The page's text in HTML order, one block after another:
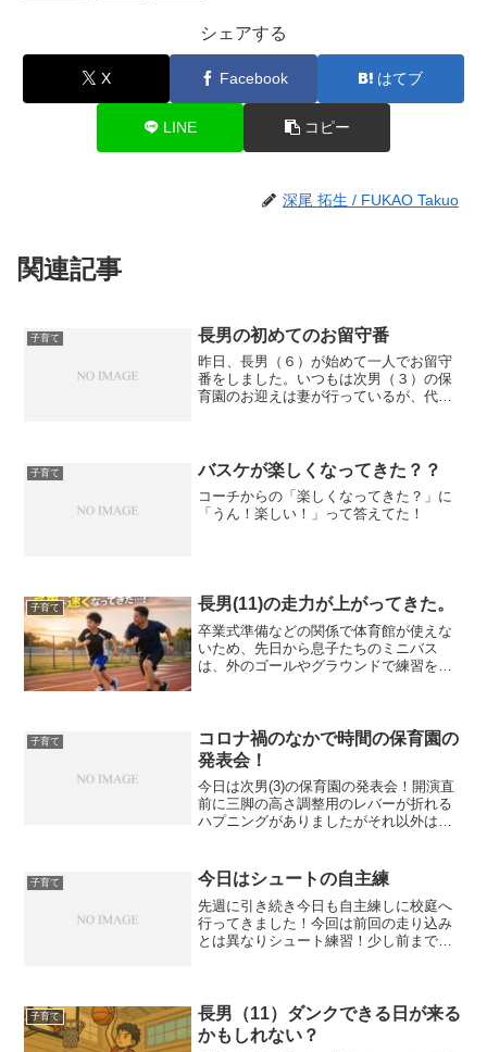
シェアする
X Facebook はてブ
LINE コピー
深尾 拓生 / FUKAO Takuo
関連記事
子育て 長男の初めてのお留守番
昨日、長男（６）が始めて一人でお留守
番をしました。いつもは次男（３）の保
育園のお迎えは妻が行っているが、代わ
たことはなく寂しかろうと...
子育て バスケが楽しくなってきた？？
コーチからの「楽しくなってきた？」に
「うん！楽しい！」って答えてた！
子育て 長男(11)の走力が上がってきた。
卒業式準備などの関係で体育館が使えな
いため、先日から息子たちのミニバス
は、外のゴールやグラウンドで練習をし
が速く、しばらくしてもなか...
子育て
コロナ禍のなかで時間の保育園の
発表会！
今日は次男(3)の保育園の発表会！開演直
前に三脚の高さ調整用のレバーが折れる
ハプニングがありましたがそれ以外は予
た！次のイベントまでに新しい三脚買わ
ないとな今日は次男(3...
子育て 今日はシュートの自主練
先週に引き続き今日も自主練しに校庭へ
行ってきました！今回は前回の走り込み
とは異なりシュート練習！少し前までは
た！まだシュートと呼べる...
子育て
長男（11）ダンクできる日が来る
かもしれない？